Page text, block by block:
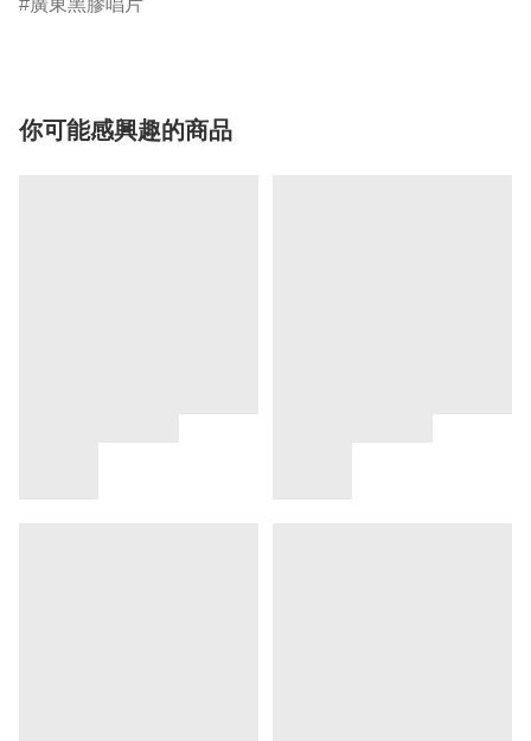
廣東黑膠唱片
你可能感興趣的商品